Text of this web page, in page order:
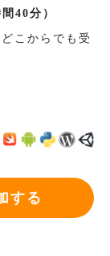
40分）
こからでも受
する